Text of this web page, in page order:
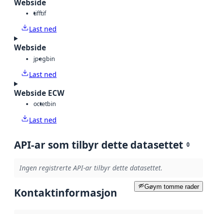
Webside
tifftif
Last ned
Webside
jpegbin
Last ned
Webside ECW
octetbin
Last ned
API-ar som tilbyr dette datasettet 0
Ingen registrerte API-ar tilbyr dette datasettet.
Gøym tomme rader
Kontaktinformasjon